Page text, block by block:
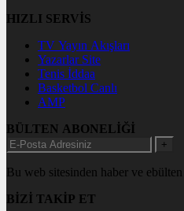
HIZLI SERVİS
TV Yayın Akışları
Yazarlar Site
Tenis İddaa
Basketbol Canlı
AMP
BÜLTEN ABONELİĞİ
+
Bu web sitesinden haber ve
BİZİ TAKİP ET